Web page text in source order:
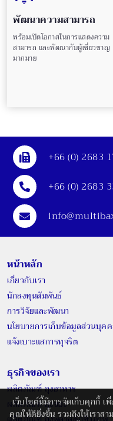
พัฒนาความสามารถ
พร้อมเปิดโอกาสในการแสดงความ
สามารถ และพัฒนากับผู้เชี่ยวชาญ
มากมาย
+66 (0) 2683
+66 (0) 2683
หน้าหลัก
เกี่ยวกับเรา
นักลงทุนสัมพันธ์
การวิจัยและพัฒนา
นโยบายการเก็บข้อมูลส่วนบุค
แจ้งเบาะแสการทุจริต
ธุรกิจของเรา
ผลิตภัณฑ์ ถุงอาหาร
ผลิตภัณฑ์ ถุงขยะ
เว็บไซต์นี้มีการจัดเก็บคุกกี้ เ
คุณให้ดียิ่งขึ้น รวมถึงให้เราส